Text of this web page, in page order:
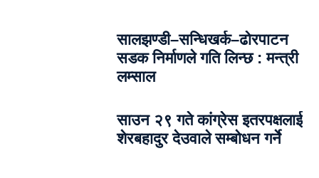
सालझण्डी–सन्धिखर्क–ढोरपाटन
सडक निर्माणले गति लिन्छ : मन्त्री
लम्साल
साउन २९ गते कांग्रेस इतरपक्षलाई
शेरबहादुर देउवाले सम्बोधन गर्ने